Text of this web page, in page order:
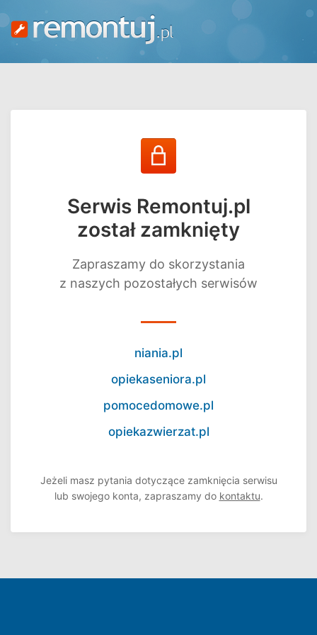
Serwis Remontuj.pl
został zamknięty
Zapraszamy do skorzystania
z naszych pozostałych serwisów
niania.pl
opiekaseniora.pl
pomocedomowe.pl
opiekazwierzat.pl
Jeżeli masz pytania dotyczące zamknięcia serwisu
lub swojego konta, zapraszamy do kontaktu.